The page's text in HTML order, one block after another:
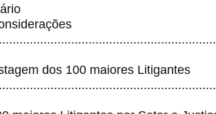
dos 100 maiores Litigantes